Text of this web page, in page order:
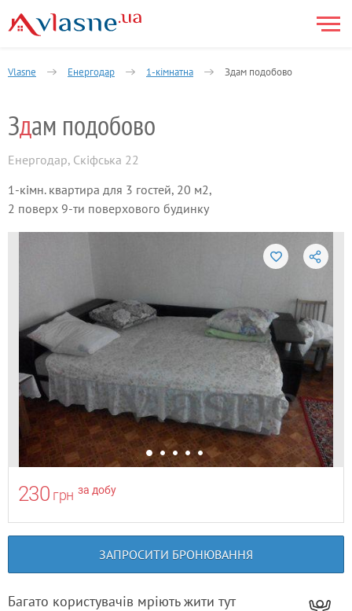
Vlasne Енергодар 1-кімнатна Здам подобово
Здам подобово
Енергодар, Скіфська 22
1-кімн. квартира для 3 гостей, 20 м2,
2 поверх 9-ти поверхового будинку
230 грн за добу
ЗАПРОСИТИ БРОНЮВАННЯ
Багато користувачів мріють жити тут